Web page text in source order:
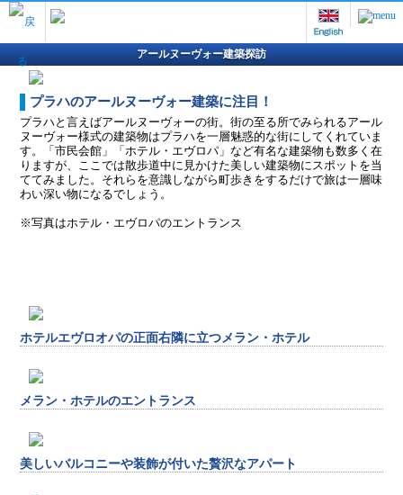
アールヌーヴォー建築探訪
プラハのアールヌーヴォー建築に注目！
プラハと言えばアールヌーヴォーの街。街の至る所でみられるアール
ヌーヴォー様式の建築物はプラハを一層魅惑的な街にしてくれていま
す。「市民会館」「ホテル・エヴロパ」など有名な建築物も数多く在
りますが、ここでは散歩道中に見かけた美しい建築物にスポットを当
ててみました。それらを意識しながら町歩きをするだけで旅は一層味
わい深い物になるでしょう。
※写真はホテル・エヴロパのエントランス
ホテルエヴロオパの正面右隣に立つメラン・ホテル
メラン・ホテルのエントランス
美しいバルコニーや装飾が付いた贅沢なアパート